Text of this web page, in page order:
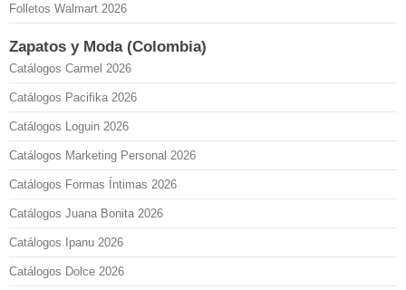
Folletos Walmart 2026
Zapatos y Moda (Colombia)
Catálogos Carmel 2026
Catálogos Pacifika 2026
Catálogos Loguin 2026
Catálogos Marketing Personal 2026
Catálogos Formas Íntimas 2026
Catálogos Juana Bonita 2026
Catálogos Ipanu 2026
Catálogos Dolce 2026